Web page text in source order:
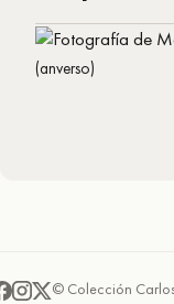
(anverso)
© Colección